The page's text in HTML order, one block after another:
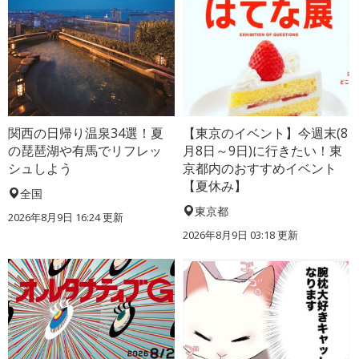
関西の日帰り温泉34選！夏
の琵琶湖や有馬でリフレッ
シュしよう
全国
2026年8月9日 16:24更新
【東京のイベント】今週末(8
月8日～9日)に行きたい！東
京都内のおすすめイベント
【夏休み】
東京都
2026年8月9日 03:18更新